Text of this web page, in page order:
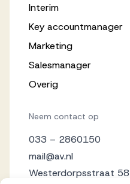
Interim
Key accountmanager
Marketing
Salesmanager
Overig
Neem contact op
033 – 2860150
mail@av.nl
Westerdorpsstraat 58